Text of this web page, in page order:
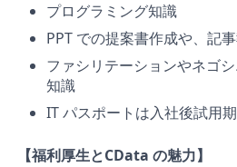
プログラミング知識
PPT での提案書作成や、記
ファシリテーションやネゴ
知識
IT パスポートは入社後試用
【福利厚生とCData の魅力】